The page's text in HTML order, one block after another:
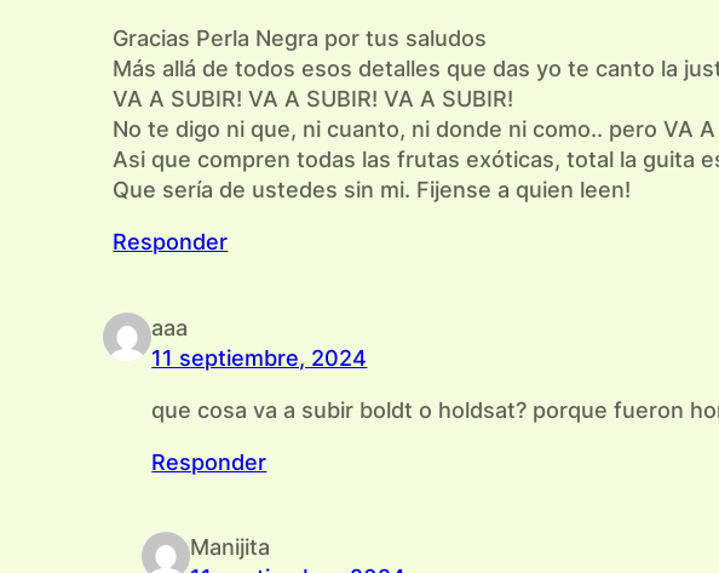
Gracias Perla Negra por tus saludos
Más allá de todos esos detalles que das yo te canto la
VA A SUBIR! VA A SUBIR! VA A SUBIR!
No te digo ni que, ni cuanto, ni donde ni como.. pero VA A
Asi que compren todas las frutas exóticas, total la guita
Que sería de ustedes sin mi. Fijense a quien leen!
Responder
aaa
11 septiembre, 2024
que cosa va a subir boldt o holdsat? porque fueron
Responder
Manijita